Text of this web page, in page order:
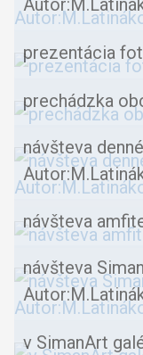
prezentácia
prechádzka
návšteva
návšteva
návšteva
v SimanArt